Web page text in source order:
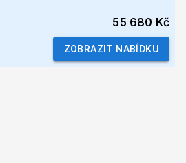
55 680 Kč
ZOBRAZIT NABÍDKU